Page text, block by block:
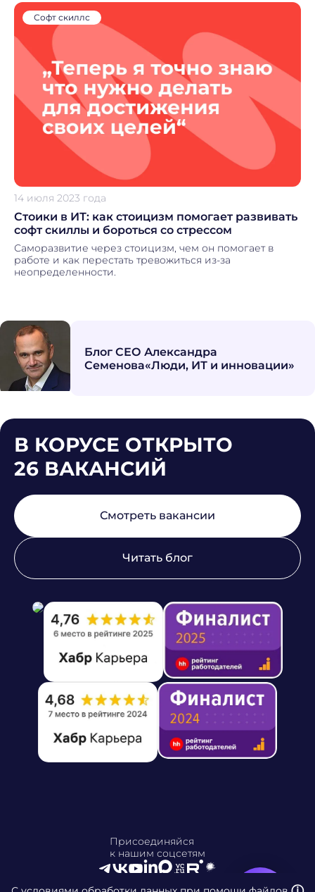
Софт скиллс
14 июля 2023 года
Стоики в ИТ: как стоицизм помогает развивать
софт скиллы и бороться со стрессом
Саморазвитие через стоицизм, чем он помогает в
работе и как перестать тревожиться из-за
неопределенности.
Блог СЕО Александра
Семенова«Люди, ИТ и инновации»
В КОРУСЕ ОТКРЫТО
26 ВАКАНСИЙ
Смотреть вакансии
Читать блог
Присоединяйся
к нашим соцсетям